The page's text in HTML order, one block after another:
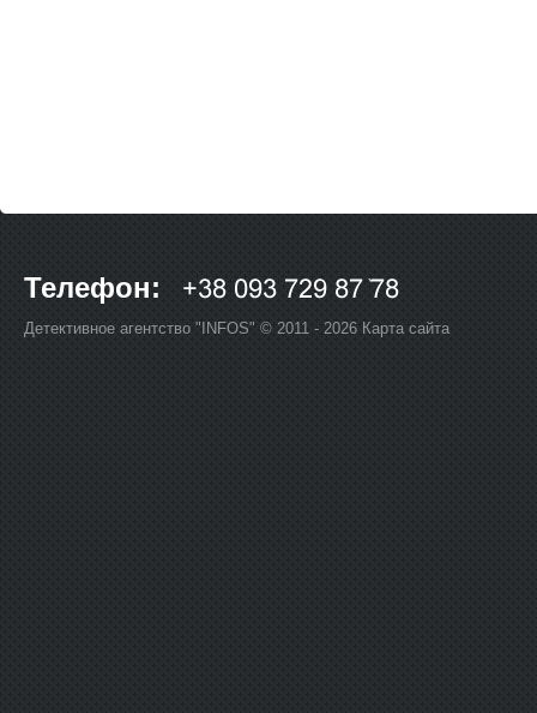
Телефон:
Детективное агентство "INFOS" © 2011 - 2026 Карта сайта